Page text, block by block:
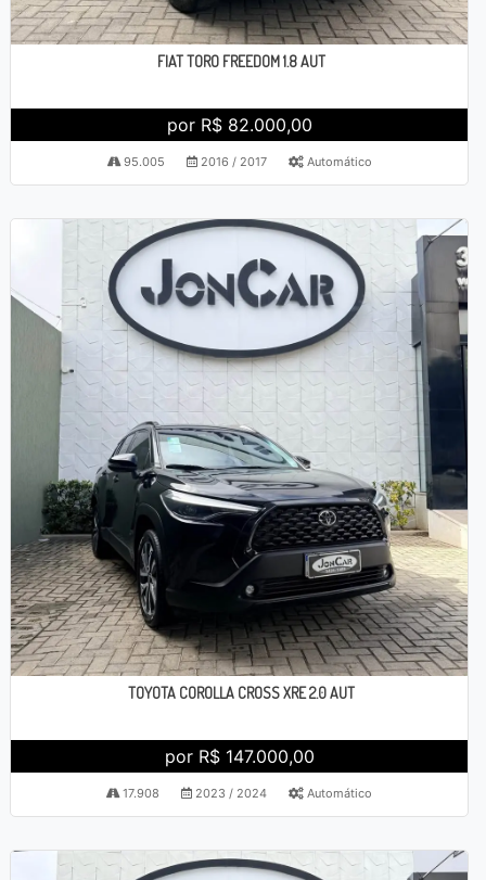
FIAT TORO FREEDOM 1.8 AUT
por R$ 82.000,00
95.005 2016 / 2017 Automático
TOYOTA COROLLA CROSS XRE 2.0 AUT
por R$ 147.000,00
17.908 2023 / 2024 Automático